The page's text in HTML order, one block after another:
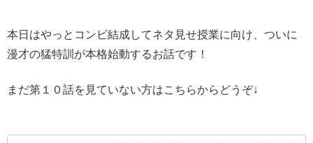
本日はやっとコンビ結成してネタ見せ授業に向け、ついに
漫才の猛特訓が本格始動するお話です！
まだ第１０話を見ていない方はこちらからどうぞ↓